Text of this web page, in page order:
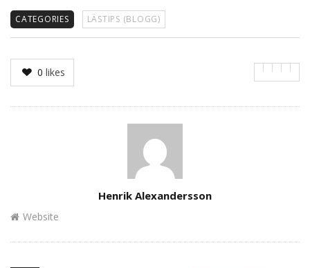
CATEGORIES LÄSTIPS (BLOGG)
0 likes
Henrik Alexandersson
Website